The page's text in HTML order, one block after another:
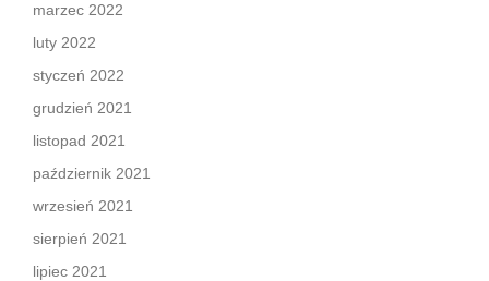
marzec 2022
luty 2022
styczeń 2022
grudzień 2021
listopad 2021
październik 2021
wrzesień 2021
sierpień 2021
lipiec 2021